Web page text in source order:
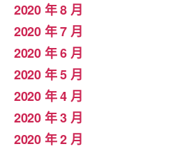
2020 年 8 月
2020 年 7 月
2020 年 6 月
2020 年 5 月
2020 年 4 月
2020 年 3 月
2020 年 2 月